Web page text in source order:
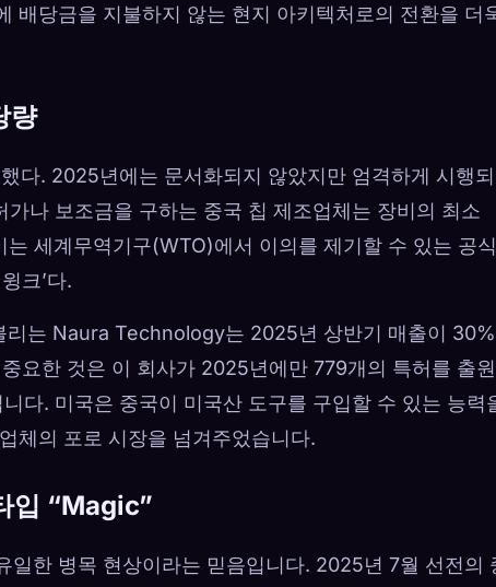
배당금을 지불하지 않는 현지 아키텍처로의 전환을 더
량
했다. 2025년에는 문서화되지 않았지만 엄격하게 시행
나 보조금을 구하는 중국 칩 제조업체는 장비의 최소
세계무역기구(WTO)에서 이의를 제기할 수 있는 공
크’다.
리는 Naura Technology는 2025년 상반기 매출이
요한 것은 이 회사가 2025년에만 779개의 특허를 출
다. 미국은 중국이 미국산 도구를 구입할 수 있는 능력
체의 포로 시장을 넘겨주었습니다.
입 “Magic”
한 병목 현상이라는 믿음입니다. 2025년 7월 선전의